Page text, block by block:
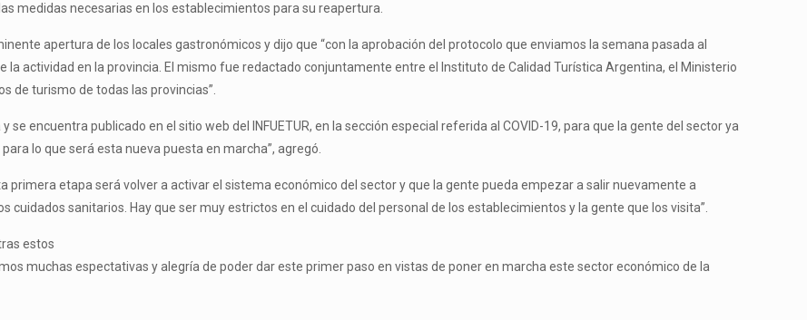
medidas necesarias en los establecimientos para su reapertura.
apertura de los locales gastronómicos y dijo que “con la aprobación del protocolo que enviamos la semana pasada al
la actividad en la provincia. El mismo fue redactado conjuntamente entre el Instituto de Calidad Turística Argentina, el Ministerio
de turismo de todas las provincias”.
encuentra publicado en el sitio web del INFUETUR, en la sección especial referida al COVID-19, para que la gente del sector ya
lo que será esta nueva puesta en marcha”, agregó.
primera etapa será volver a activar el sistema económico del sector y que la gente pueda empezar a salir nuevamente a
sanitarios. Hay que ser muy estrictos en el cuidado del personal de los establecimientos y la gente que los visita”.
estos
muchas espectativas y alegría de poder dar este primer paso en vistas de poner en marcha este sector económico de la